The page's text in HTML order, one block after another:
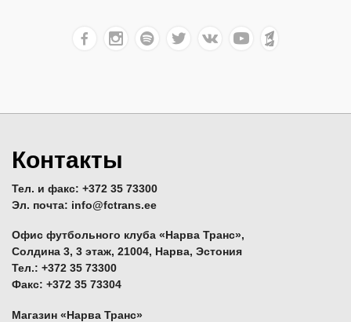
Контакты
Тел. и факс: +372 35 73300
Эл. почта: info@fctrans.ee
Офис футбольного клуба «Нарва Транс»,
Солдина 3, 3 этаж, 21004, Нарва, Эстония
Тел.: +372 35 73300
Факс: +372 35 73304
Магазин «Нарва Транс»